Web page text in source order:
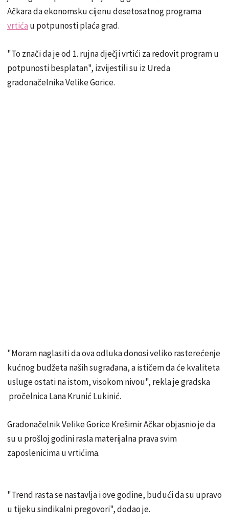
Ačkara da ekonomsku cijenu desetosatnog programa
vrtića u potpunosti plaća grad.
"To znači da je od 1. rujna dječji vrtići za redovit program u
potpunosti besplatan", izvijestili su iz Ureda
gradonačelnika Velike Gorice.
"Moram naglasiti da ova odluka donosi veliko rasterećenje
kućnog budžeta naših sugrađana, a ističem da će kvaliteta
usluge ostati na istom, visokom nivou", rekla je gradska
pročelnica Lana Krunić Lukinić.
Gradonačelnik Velike Gorice Krešimir Ačkar objasnio je da
su u prošloj godini rasla materijalna prava svim
zaposlenicima u vrtićima.
"Trend rasta se nastavlja i ove godine, budući da su upravo
u tijeku sindikalni pregovori", dodao je.